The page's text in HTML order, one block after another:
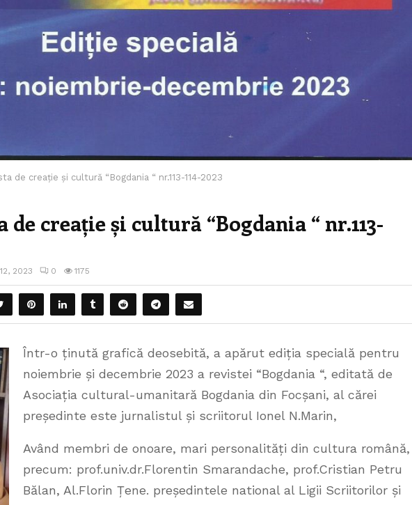
de creație și cultură “Bogdania “ nr.113-114-2023
creație și cultură “Bogdania “ nr.113-
2023 0 1175
Într-o ținută grafică deosebită, a apărut ediția specială pentru
noiembrie și decembrie 2023 a revistei “Bogdania “, editată de
Asociația cultural-umanitară Bogdania din Focșani, al cărei
președinte este jurnalistul și scriitorul Ionel N.Marin,
Având membri de onoare, mari personalități din cultura română,
precum: prof.univ.dr.Florentin Smarandache, prof.Cristian Petru
Bălan, Al.Florin Țene. președintele national al Ligii Scriitorilor și